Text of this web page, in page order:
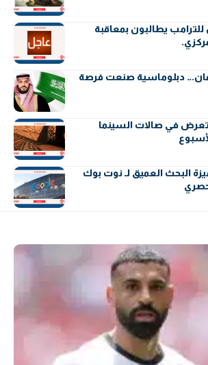
يطالبون بمعاقبة
دبلوماسية صنعت فرصة
تعرض في صالات السينما
البحث العميق لـ نوت بوك